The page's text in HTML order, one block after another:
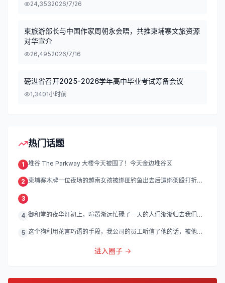
24,3532026/7/26
柬旅游部长与中国作家周朝永会晤，共推柬埔寨文旅资源
对华宣介
26,4952026/7/16
磅湛省召开2025-2026学年高中毕业考试筹备会议
1,3401小时前
热门话题
1 堆谷 The Parkway 大楼今天被围了！今天金边堆谷区
2 柬埔寨木牌一位夜场的越南女孩被绑匪钓鱼出去后遭绑架殴打折
3
4 御和堂的夜华灯初上，喧嚣渐远忙碌了一天的人们渐渐归去我们的
5 这个狗利用花言巧语的手段，我公司的员工听信了他的话，被他带
进入圈子 →